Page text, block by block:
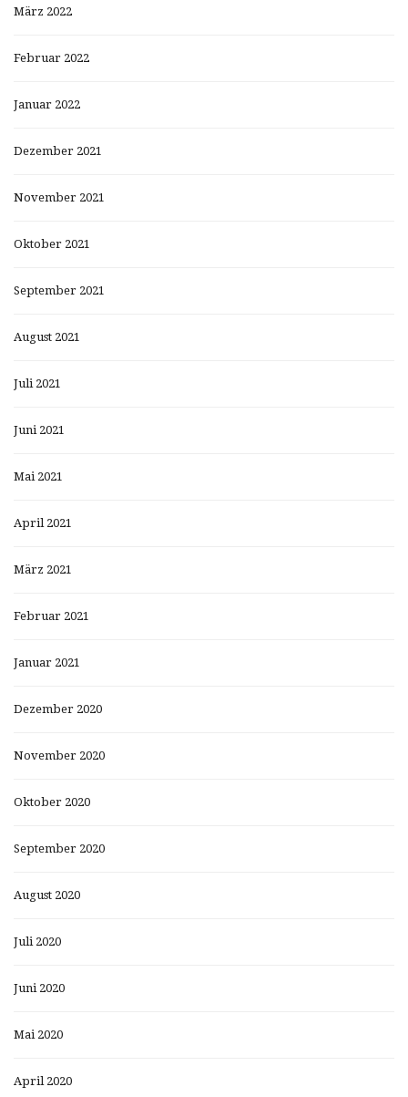
März 2022
Februar 2022
Januar 2022
Dezember 2021
November 2021
Oktober 2021
September 2021
August 2021
Juli 2021
Juni 2021
Mai 2021
April 2021
März 2021
Februar 2021
Januar 2021
Dezember 2020
November 2020
Oktober 2020
September 2020
August 2020
Juli 2020
Juni 2020
Mai 2020
April 2020